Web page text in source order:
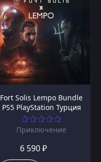
Fort Solis Lempo Bundle
PS5 PlayStation Турция
Приключение
6 590 ₽